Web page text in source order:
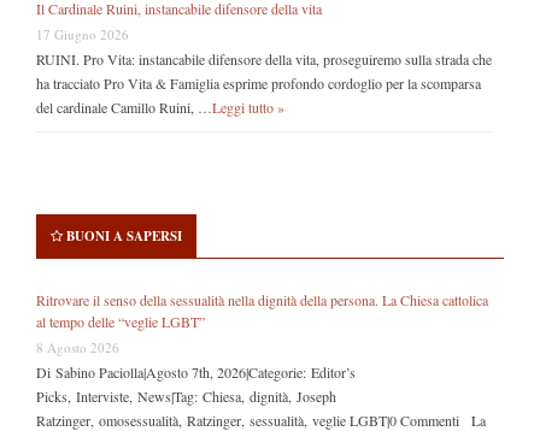
Il Cardinale Ruini, instancabile difensore della vita
17 Giugno 2026
RUINI. Pro Vita: instancabile difensore della vita, proseguiremo sulla strada che
ha tracciato Pro Vita & Famiglia esprime profondo cordoglio per la scomparsa
del cardinale Camillo Ruini, … Leggi tutto »
BUONI A SAPERSI
Ritrovare il senso della sessualità nella dignità della persona. La Chiesa cattolica
al tempo delle “veglie LGBT”
8 Agosto 2026
Di Sabino Paciolla|Agosto 7th, 2026|Categorie: Editor’s
Picks, Interviste, News|Tag: Chiesa, dignità, Joseph
Ratzinger, omosessualità, Ratzinger, sessualità, veglie LGBT|0 Commenti La